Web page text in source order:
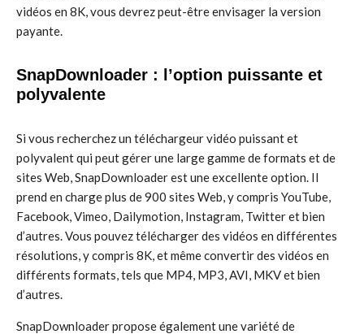
vidéos en 8K, vous devrez peut-être envisager la version
payante.
SnapDownloader : l’option puissante et
polyvalente
Si vous recherchez un téléchargeur vidéo puissant et
polyvalent qui peut gérer une large gamme de formats et de
sites Web, SnapDownloader est une excellente option. Il
prend en charge plus de 900 sites Web, y compris YouTube,
Facebook, Vimeo, Dailymotion, Instagram, Twitter et bien
d’autres. Vous pouvez télécharger des vidéos en différentes
résolutions, y compris 8K, et même convertir des vidéos en
différents formats, tels que MP4, MP3, AVI, MKV et bien
d’autres.
SnapDownloader propose également une variété de